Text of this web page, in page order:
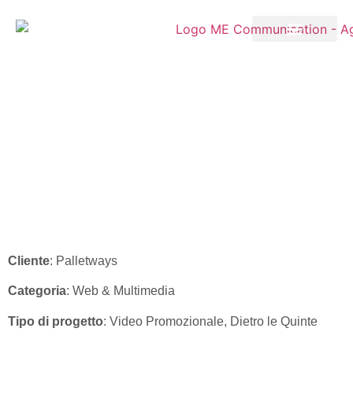
Cliente: Palletways
Categoria: Web & Multimedia
Tipo di progetto: Video Promozionale, Dietro le Quinte